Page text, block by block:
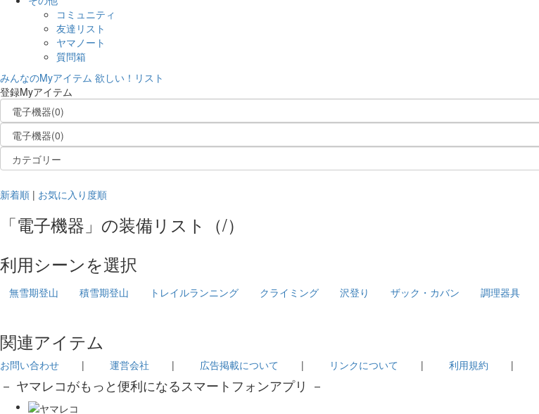
コミュニティ
友達リスト
ヤマノート
質問箱
みんなのMyアイテム 欲しい！リスト
登録Myアイテム
新着順 | お気に入り度順
「電子機器 」の装備リスト （/）
利用シーンを選択
無雪期登山 積雪期登山 トレイルランニング クライミング 沢登り ザック・カバン 調理器具
関連アイテム
お問い合わせ | 運営会社 | 広告掲載について | リンクについて | 利用規約 |
－ ヤマレコがもっと便利になるスマートフォンアプリ －